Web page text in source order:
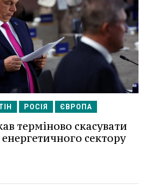
РОСІЯ ЄВРОПА
терміново скасувати
сектору